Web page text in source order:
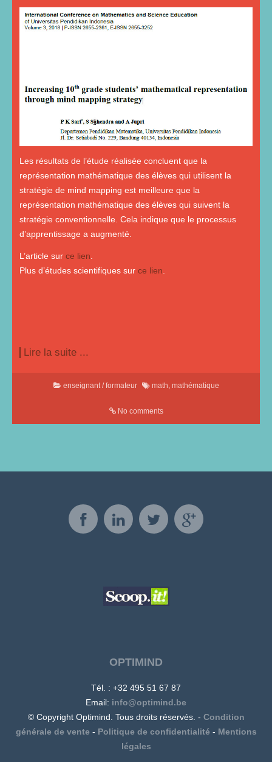
Les résultats de l’étude réalisée concluent que la
représentation mathématique des élèves qui utilisent la
stratégie de mind mapping est meilleure que la
représentation mathématique des élèves qui suivent la
stratégie conventionnelle. Cela indique que le processus
d’apprentissage a augmenté.
L’article sur ce lien.
Plus d’études scientifiques sur ce lien.
Lire la suite ...
enseignant / formateur math, mathématique
No comments
OPTIMIND
Tél. : +32 495 51 67 87
Email: info@optimind.be
© Copyright Optimind. Tous droits réservés. - Condition
générale de vente - Politique de confidentialité - Mentions
légales